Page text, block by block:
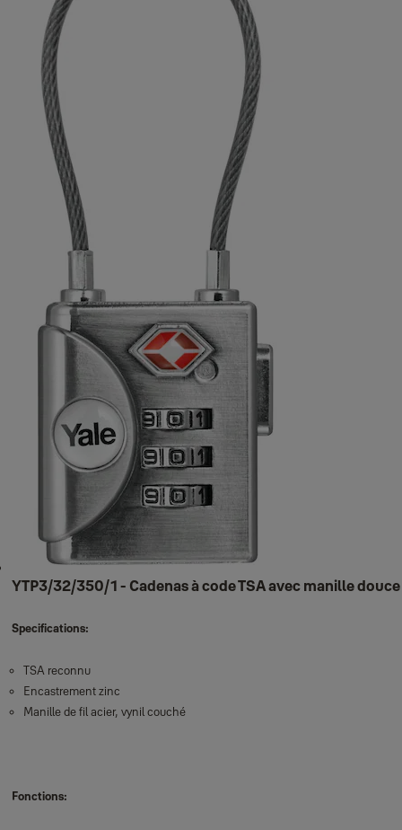
YTP3/32/350/1 - Cadenas à code TSA avec manille douce
Specifications:
TSA reconnu
Encastrement zinc
Manille de fil acier, vynil couché
Fonctions: